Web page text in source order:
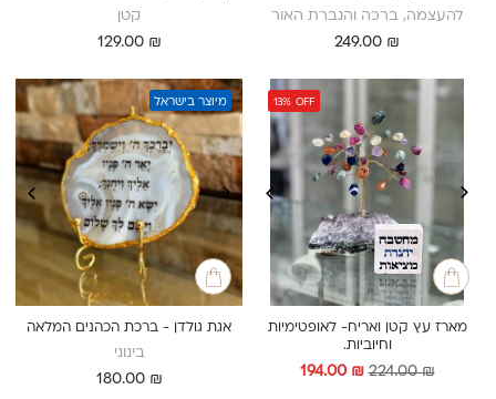
להעצמה, ברכה והגברת האור
249.00 ₪
קטן
129.00 ₪
13% OFF
מארז עץ קטן ואריח- לאופטימיות
וחיוביות.
224.00₪
המחיר
194.00 ₪
המחיר
מיוצר בישראל
אגת גולדן - ברכת הכהנים המלאה
בינוני
180.00 ₪